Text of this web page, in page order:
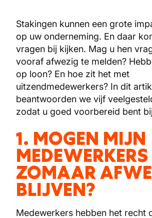
Stakingen kunnen een grote
op uw onderneming. En daar
vragen bij kijken. Mag u hen
vooraf afwezig te melden?
op loon? En hoe zit het met
uitzendmedewerkers? In dit
beantwoorden we vijf
zodat u goed voorbereid bent
1. MOGEN MIJN
MEDEWERKERS
ZOMAAR
BLIJVEN?
Medewerkers hebben het recht